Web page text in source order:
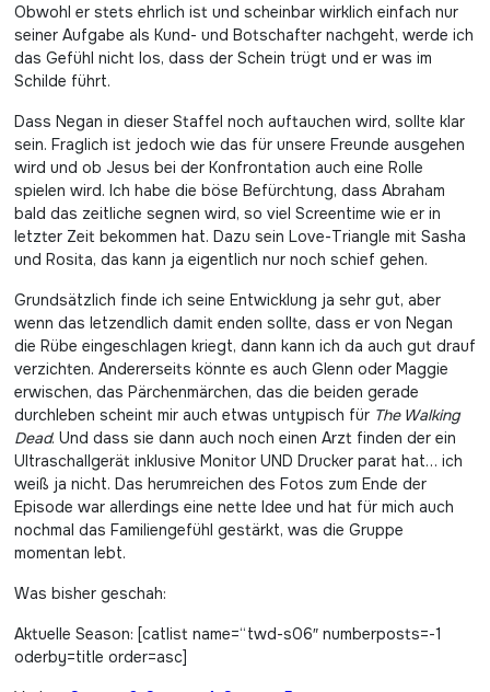
Obwohl er stets ehrlich ist und scheinbar wirklich einfach nur
seiner Aufgabe als Kund- und Botschafter nachgeht, werde ich
das Gefühl nicht los, dass der Schein trügt und er was im
Schilde führt.
Dass Negan in dieser Staffel noch auftauchen wird, sollte klar
sein. Fraglich ist jedoch wie das für unsere Freunde ausgehen
wird und ob Jesus bei der Konfrontation auch eine Rolle
spielen wird. Ich habe die böse Befürchtung, dass Abraham
bald das zeitliche segnen wird, so viel Screentime wie er in
letzter Zeit bekommen hat. Dazu sein Love-Triangle mit Sasha
und Rosita, das kann ja eigentlich nur noch schief gehen.
Grundsätzlich finde ich seine Entwicklung ja sehr gut, aber
wenn das letzendlich damit enden sollte, dass er von Negan
die Rübe eingeschlagen kriegt, dann kann ich da auch gut drauf
verzichten. Andererseits könnte es auch Glenn oder Maggie
erwischen, das Pärchenmärchen, das die beiden gerade
durchleben scheint mir auch etwas untypisch für The Walking
Dead. Und dass sie dann auch noch einen Arzt finden der ein
Ultraschallgerät inklusive Monitor UND Drucker parat hat… ich
weiß ja nicht. Das herumreichen des Fotos zum Ende der
Episode war allerdings eine nette Idee und hat für mich auch
nochmal das Familiengefühl gestärkt, was die Gruppe
momentan lebt.
Was bisher geschah:
Aktuelle Season: [catlist name=“twd-s06″ numberposts=-1
oderby=title order=asc]